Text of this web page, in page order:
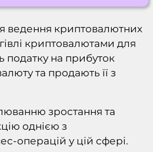
ведення криптовалютних
криптовалютами для
податку на прибуток
та продають її з
зростання та
однією з
операцій у цій сфері.